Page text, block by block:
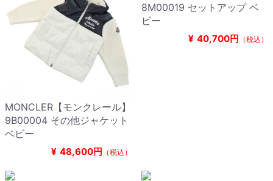
MONCLER【モンクレール】
9B00004 その他ジャケット
ベビー
¥ 48,600円 （税込）
8M00019 セットアップ ベ
ビー
¥ 40,700円 （税込）